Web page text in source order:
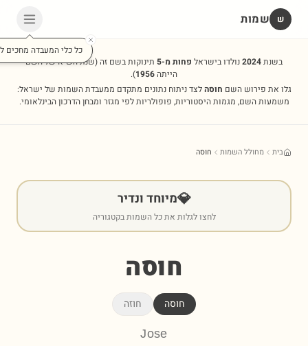
שׁ שמות
כל כלי המעבדה מחכים
בשנת2024נולדו בישראל פחות מ-5 תינוקות בשם זה(שנת השיא של השם
הייתה1956
).
גלו את פירוש השם חוסהלצד ניתוח נתונים מתקדם ממעבדת השמות של ישראל:
משמעות השם, מגמות היסטוריות, פופולריות לפי מגזר ומבחן הדרכון הבינלאומי.
בית מחולל השמות חוסה
💎מיוחד ונדיר
לחצו לגלות את כל השמות בקטגוריה
חוסה
חוסה חוזה
Jose